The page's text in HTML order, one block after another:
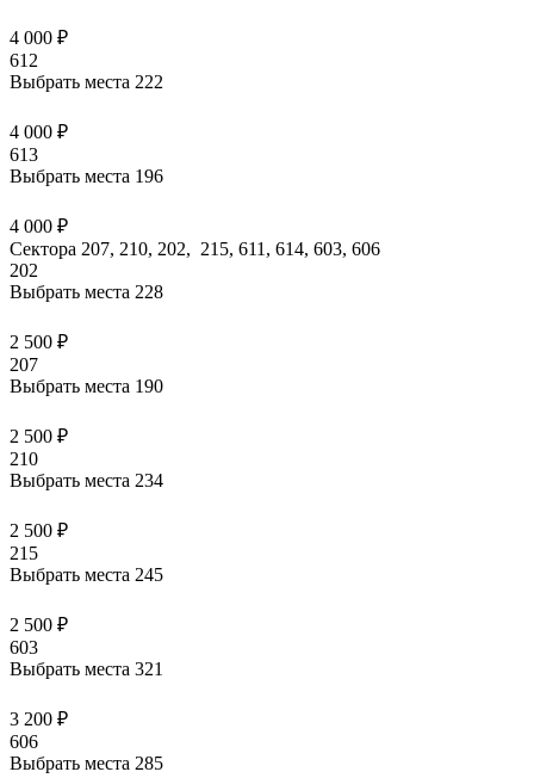
4 000 ₽
612
Выбрать места 222
4 000 ₽
613
Выбрать места 196
4 000 ₽
Сектора 207, 210, 202, 215, 611, 614, 603, 606
202
Выбрать места 228
2 500 ₽
207
Выбрать места 190
2 500 ₽
210
Выбрать места 234
2 500 ₽
215
Выбрать места 245
2 500 ₽
603
Выбрать места 321
3 200 ₽
606
Выбрать места 285